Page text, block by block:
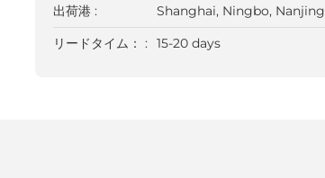
出荷港 :
Shanghai, Ningbo, Nanjing
リードタイム： :
15-20 days